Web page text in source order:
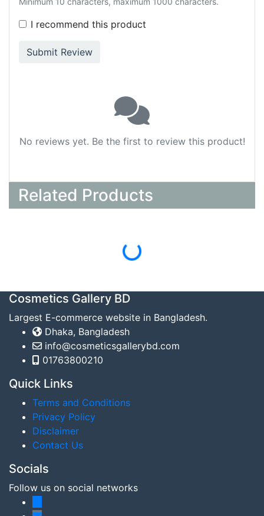
I recommend this product
Submit Review
No reviews yet. Be the first to review this product!
Related Products
Loading...
Cosmetics Gallery BD
Largest E-commerce website in Bangladesh.
Dhaka, Bangladesh
info@cosmeticsgallerybd.com
01763800210
Quick Links
Terms and Conditions
Privacy Policy
Disclaimer
Contact Us
Socials
Follow us on social networks